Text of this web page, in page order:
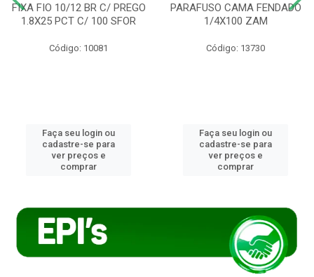
FIXA FIO 10/12 BR C/ PREGO
1.8X25 PCT C/ 100 SFOR
Código: 10081
Faça seu login ou
cadastre-se para
ver preços e
comprar
PARAFUSO CAMA FENDADO
1/4X100 ZAM
Código: 13730
Faça seu login ou
cadastre-se para
ver preços e
comprar